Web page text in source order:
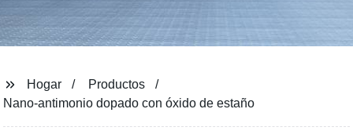
Hogar
Productos
Nano-antimonio dopado con óxido de estaño